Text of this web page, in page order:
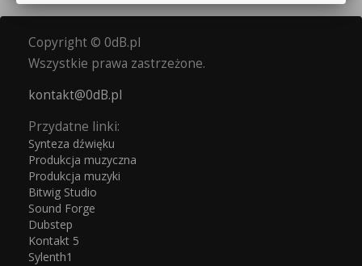
Copyright © 0dB.pl
Wszystkie prawa zastrzeżone.
kontakt@0dB.pl
Przydatne linki:
Synteza dźwięku
Produkcja muzyczna
Produkcja muzyki
Bitwig Studio
Sound Forge
Dubstep
Kontakt 5
Sylenth1